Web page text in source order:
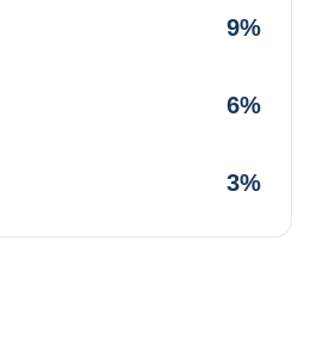
9%
6%
3%